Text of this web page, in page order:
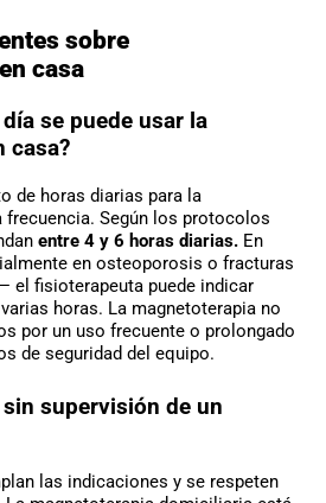
sobre
casa
se puede usar la
casa?
de horas diarias para la
frecuencia. Según los protocolos
entre 4 y 6 horas diarias.En
en osteoporosis o fracturas
el fisioterapeuta puede indicar
horas. La magnetoterapia no
por un uso frecuente o prolongado
de seguridad del equipo.
supervisión de un
las indicaciones y se respeten